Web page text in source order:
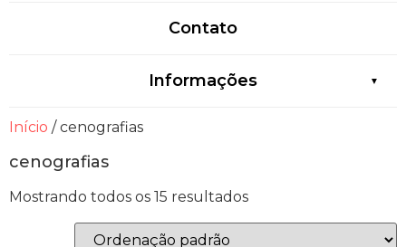
Contato
Informações
Início / cenografias
cenografias
Mostrando todos os 15 resultados